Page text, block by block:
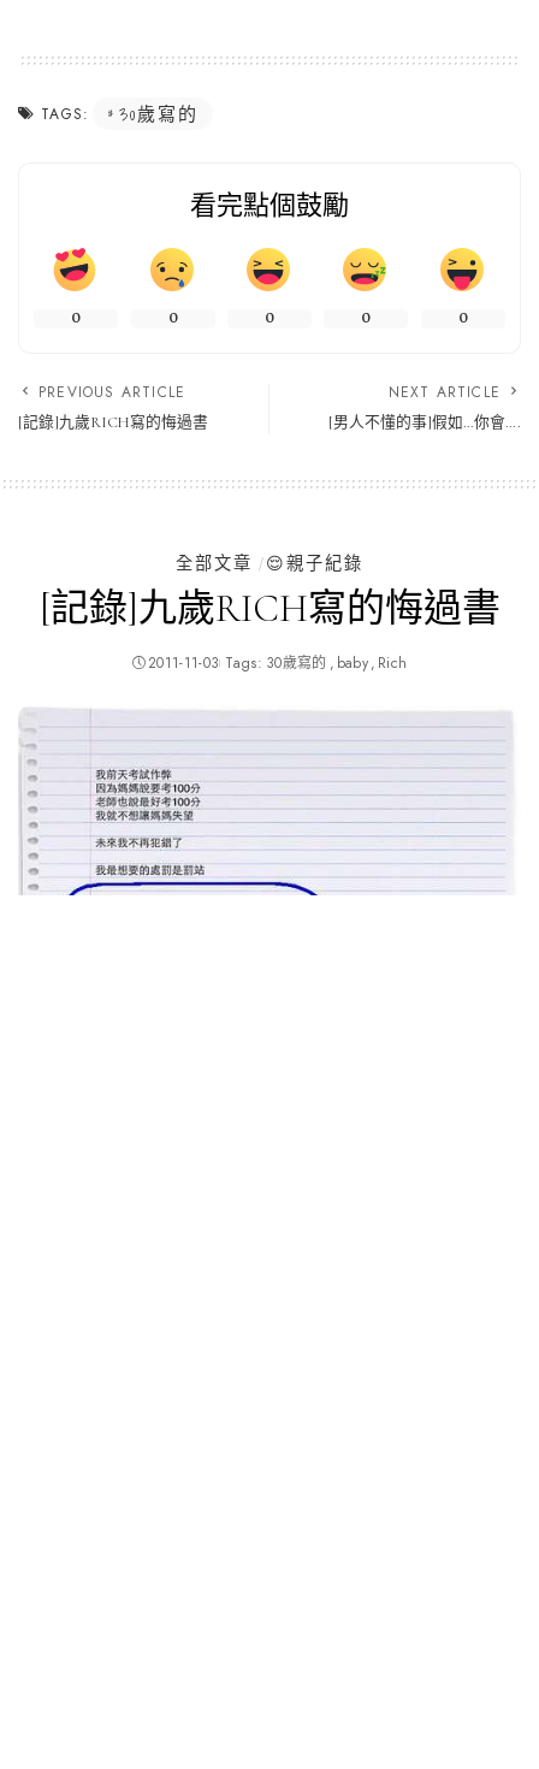
TAGS: 30歲寫的
看完點個鼓勵
0 0 0 0 0
PREVIOUS ARTICLE
[記錄]九歲RICH寫的悔過書
NEXT ARTICLE
[男人不懂的事]假如…你會….
全部文章 😌親子紀錄
[記錄]九歲RICH寫的悔過書
2011-11-03 Tags: 30歲寫的 baby Rich